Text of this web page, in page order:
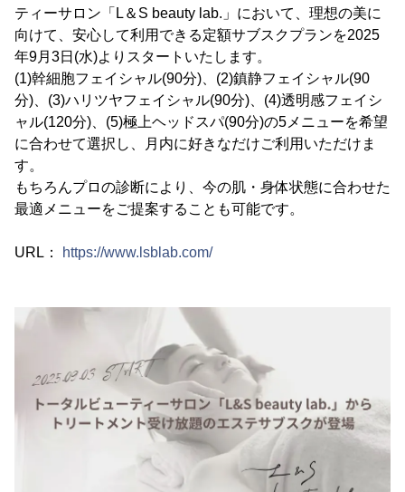
ティーサロン「L＆S beauty lab.」において、理想の美に
向けて、安心して利用できる定額サブスクプランを2025
年9月3日(水)よりスタートいたします。
(1)幹細胞フェイシャル(90分)、(2)鎮静フェイシャル(90
分)、(3)ハリツヤフェイシャル(90分)、(4)透明感フェイシ
ャル(120分)、(5)極上ヘッドスパ(90分)の5メニューを希望
に合わせて選択し、月内に好きなだけご利用いただけま
す。
もちろんプロの診断により、今の肌・身体状態に合わせた
最適メニューをご提案することも可能です。
URL： https://www.lsblab.com/